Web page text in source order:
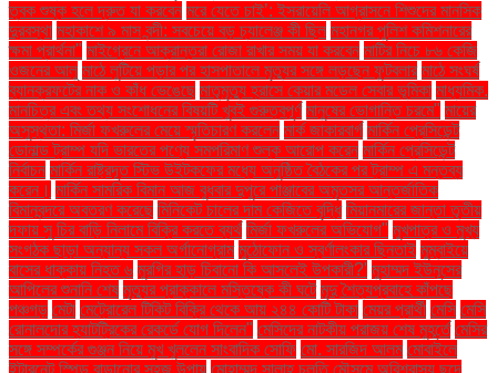
ত্বক শুষ্ক হলে দ্রুত যা করবেন মরে যেতে চাই’: ইসরায়েলি আগ্রাসনে শিশুদের মানসিক
দুরবস্থা মহাকাশে ৯ মাস বন্দী: সবচেয়ে বড় চ্যালেঞ্জ কী ছিল মহানগর পুলিশ কমিশনারের
ক্ষমা প্রার্থনা" মাইগ্রেনে আক্রান্তরা রোজা রাখার সময় যা করবেন মাটির নিচে ৮৬ কেজি
ওজনের আলু মাঠে লুটিয়ে পড়ার পর হাসপাতালে মৃত্যুর সঙ্গে লড়ছেন ফুটবলার মাঠে সংঘর্ষ
ব্যানক্রফটের নাক ও কাঁধ ভেঙেছে মাতৃমৃত্যু হ্রাসে কেয়ার মডেল সেবার ভূমিকা মাধ্যমিক.
মানচিত্র এবং তথ্য সংশোধনের বিষয়টি খুবই গুরুত্বপূর্ণ মানুষের ভোগান্তি চরমে" মায়ের
অসুস্থতা: মির্জা ফখরুলের মেয়ে স্মৃতিচারণ করলেন মার্ক জাকারবার্গ মার্কিন প্রেসিডেন্ট
ডোনাল্ড ট্রাম্প যদি ভারতের পণ্যে সমপরিমাণ শুল্ক আরোপ করেন মার্কিন প্রেসিডেন্ট
নির্বাচন মার্কিন রাষ্ট্রদূত স্টিভ উইটকফের মধ্যে অনুষ্ঠিত বৈঠকের পর ট্রাম্প এ মন্তব্য
করেন। মার্কিন সামরিক বিমান আজ বুধবার দুপুরে পাঞ্জাবের অমৃতসর আন্তর্জাতিক
বিমানবন্দরে অবতরণ করেছে মিনিকেট চালের দাম কেজিতে বৃদ্ধি মিয়ানমারের জান্তা তৃতীয়
দফায় সু চির বাড়ি নিলামে বিক্রি করতে ব্যর্থ মির্জা ফখরুলের অভিযোগ" মুখপাত্র ও মুখ্য
সংগঠক ছাড়া অন্যান্য সকল অর্গানোগ্রাম মুঠোফোন ও স্বর্ণালংকার ছিনতাই মুম্বাইয়ে
বাসের ধাক্কায় নিহত ৬ মুরগির হাড় চিবানো কি আসলেই উপকারী?' মুহাম্মদ ইউনূসের
আপিলের শুনানি শেষ মৃত্যুর প্রাক্কালে মস্তিষ্কে কী ঘটে মৃদু শৈত্যপ্রবাহে কাঁপছে
পঞ্চগড় মেটা মেট্রোরেল টিকিট বিক্রি থেকে আয় ২৪৪ কোটি টাকা মেয়র প্রার্থী মেসি মেসি
রোনালদোর হ্যাটট্রিকের রেকর্ডে যোগ দিলেন" মেসিদের নাটকীয় পরাজয় শেষ মুহূর্তে মেসির
সঙ্গে সম্পর্কের গুঞ্জন নিয়ে মুখ খুললেন সাংবাদিক সোফি মো. সারজিদ আলম মোবাইলে
ইন্টারনেট স্পিড বাড়ানোর সহজ উপায় মোহাম্মদ সালাহ চলতি মৌসুমে অবিশ্বাস্য ছন্দে